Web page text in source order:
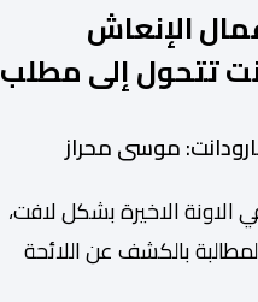
الإنعاش
تتحول إلى مطلب
فمن يجيب؟.
موسى محراز
الاخيرة بشكل لافت،
بالكشف عن اللائحة